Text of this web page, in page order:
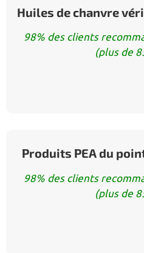
Huiles de chanvre
98% des clients
(plus de
Produits PEA du
98% des clients
(plus de